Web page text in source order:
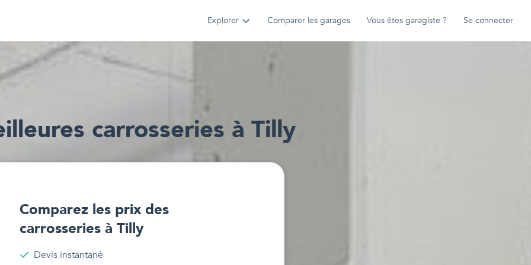
Explorer Comparer les garages Vous êtes garagiste ? Se connecter
es carrosseries à Tilly
Comparez les prix des
carrosseries à Tilly
Devis instantané